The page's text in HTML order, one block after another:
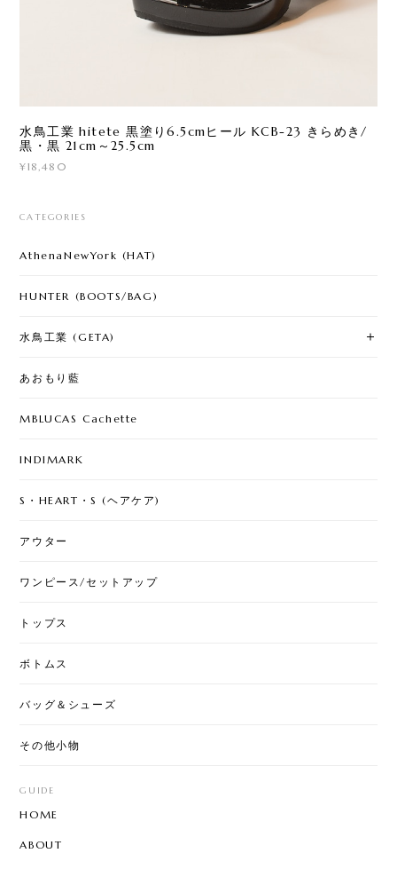
水鳥工業 hitete 黒塗り6.5cmヒール KCB-23 きらめき/
黒・黒 21cm～25.5cm
¥18,480
CATEGORIES
AthenaNewYork (HAT)
HUNTER (BOOTS/BAG)
水鳥工業 (GETA)
あおもり藍
MBLUCAS Cachette
INDIMARK
S・HEART・S (ヘアケア)
アウター
ワンピース/セットアップ
トップス
ボトムス
バッグ＆シューズ
その他小物
GUIDE
HOME
ABOUT